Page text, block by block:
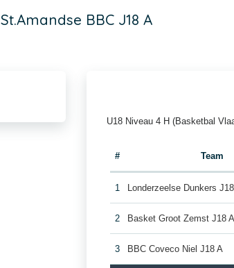
St.Amandse BBC J18 A
U18 Niveau 4 H (Basketbal
# Team
1 Londerzeelse Dunkers
2 Basket Groot Zemst J18 A
3 BBC Coveco Niel J18 A